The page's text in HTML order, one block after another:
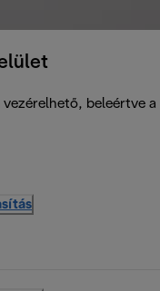
vezérelhető, beleértve